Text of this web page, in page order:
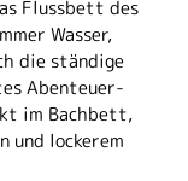
Flussbett des
Wasser,
die ständige
Abenteuer-
im Bachbett,
und lockerem